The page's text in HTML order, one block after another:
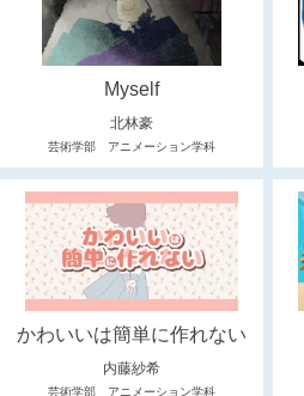
Myself
北林豪
芸術学部 アニメーション学科
かわいいは簡単に作れない
内藤紗希
芸術学部 アニメーション学科